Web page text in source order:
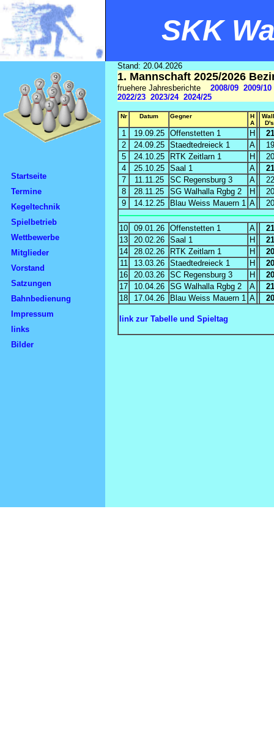
SKK
Startseite
Termine
Kegeltechnik
Spielbetrieb
Wettbewerbe
Mitglieder
Vorstand
Satzungen
Bahnbedienung
Impressum
links
Bilder
Stand: 20.04.2026
1. Mannschaft 2025/2026
fruehere Jahresberichte 2008/09 2009/10
2022/23 2023/24 2024/25
Nr Datum Gegner
H
A
1 19.09.25 Offenstetten 1 H
2
24.09.25 Staedtedreieck 1 A
5
24.10.25 RTK Zeitlarn 1 H
4
25.10.25 Saal 1 A
7
11.11.25 SC Regensburg 3 A
8
28.11.25 SG Walhalla Rgbg 2 H
9
14.12.25 Blau Weiss Mauern 1 A
10 09.01.26 Offenstetten 1 A
13
20.02.26 Saal 1 H
14
28.02.26 RTK Zeitlarn 1 H
11
13.03.26 Staedtedreieck 1 H
16
20.03.26 SC Regensburg 3 H
17
10.04.26 SG Walhalla Rgbg 2 A
18
17.04.26 Blau Weiss Mauern 1 A
link zur Tabelle und Spieltag